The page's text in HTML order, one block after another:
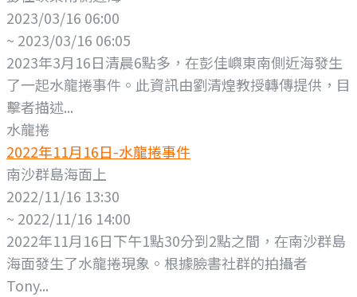
2023/03/16 06:00
~ 2023/03/16 06:05
2023年3月16日清晨6點多，在彭佳嶼東南側近海發生
了一起水龍捲事件。此資訊由劉清煌教授轉傳提供，目
擊者描述...
水龍捲
2022年11月16日-水龍捲事件
南沙群島海面上
2022/11/16 13:30
~ 2022/11/16 14:00
2022年11月16日下午1點30分到2點之間，在南沙群島
海面發生了水龍捲現象。根據臉書社群的拍攝者
Tony...